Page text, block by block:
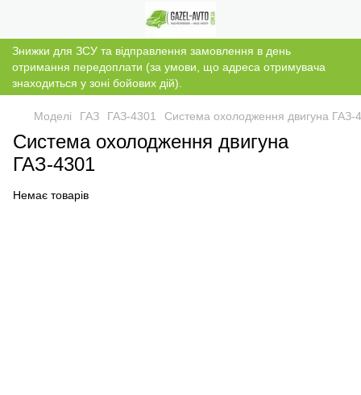
Знижки для ЗСУ та відправлення замовлення в день
отримання передоплати (за умови, що адреса отримувача
знаходиться у зоні бойових дій).
Моделі ГАЗ ГАЗ-4301 Система охолодження двигуна ГАЗ-
Система охолодження двигуна
ГАЗ-4301
Немає товарів